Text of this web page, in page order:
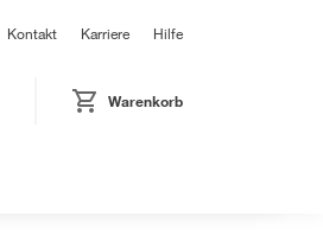
Kontakt Karriere Hilfe
Warenkorb